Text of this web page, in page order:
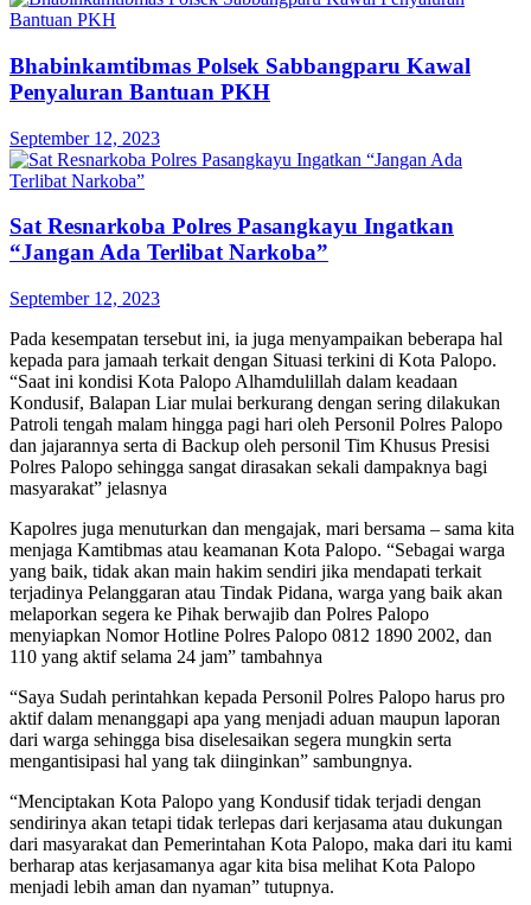
Bhabinkamtibmas Polsek Sabbangparu Kawal
Penyaluran Bantuan PKH
September 12, 2023
Sat Resnarkoba Polres Pasangkayu Ingatkan
“Jangan Ada Terlibat Narkoba”
September 12, 2023
Pada kesempatan tersebut ini, ia juga menyampaikan beberapa hal
kepada para jamaah terkait dengan Situasi terkini di Kota Palopo.
“Saat ini kondisi Kota Palopo Alhamdulillah dalam keadaan
Kondusif, Balapan Liar mulai berkurang dengan sering dilakukan
Patroli tengah malam hingga pagi hari oleh Personil Polres Palopo
dan jajarannya serta di Backup oleh personil Tim Khusus Presisi
Polres Palopo sehingga sangat dirasakan sekali dampaknya bagi
masyarakat” jelasnya
Kapolres juga menuturkan dan mengajak, mari bersama – sama kita
menjaga Kamtibmas atau keamanan Kota Palopo. “Sebagai warga
yang baik, tidak akan main hakim sendiri jika mendapati terkait
terjadinya Pelanggaran atau Tindak Pidana, warga yang baik akan
melaporkan segera ke Pihak berwajib dan Polres Palopo
menyiapkan Nomor Hotline Polres Palopo 0812 1890 2002, dan
110 yang aktif selama 24 jam” tambahnya
“Saya Sudah perintahkan kepada Personil Polres Palopo harus pro
aktif dalam menanggapi apa yang menjadi aduan maupun laporan
dari warga sehingga bisa diselesaikan segera mungkin serta
mengantisipasi hal yang tak diinginkan” sambungnya.
“Menciptakan Kota Palopo yang Kondusif tidak terjadi dengan
sendirinya akan tetapi tidak terlepas dari kerjasama atau dukungan
dari masyarakat dan Pemerintahan Kota Palopo, maka dari itu kami
berharap atas kerjasamanya agar kita bisa melihat Kota Palopo
menjadi lebih aman dan nyaman” tutupnya.